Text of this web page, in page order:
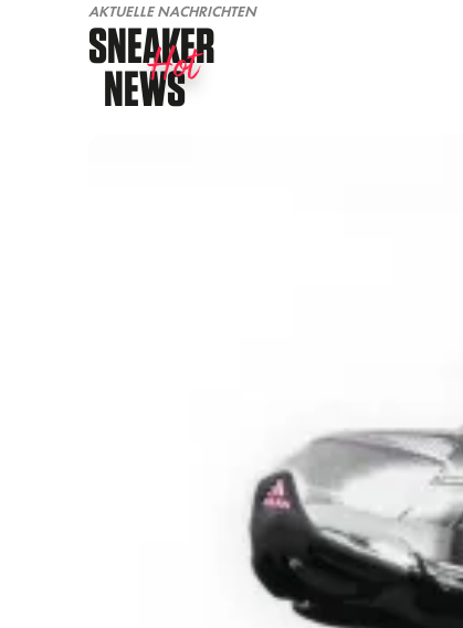
AKTUELLE NACHRICHTEN
SNEAKER
NEWS
Hot